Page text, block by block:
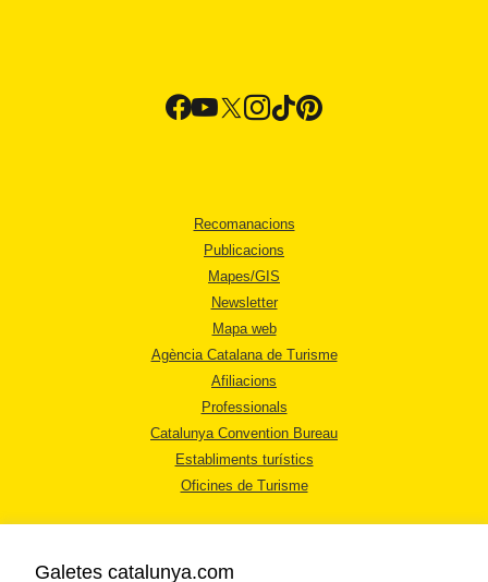
Recomanacions
Publicacions
Mapes/GIS
Newsletter
Mapa web
Agència Catalana de Turisme
Afiliacions
Professionals
Catalunya Convention Bureau
Establiments turístics
Oficines de Turisme
Galetes catalunya.com